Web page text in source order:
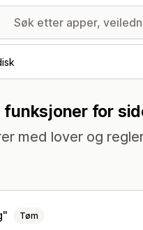
for
med lover og
Tøm